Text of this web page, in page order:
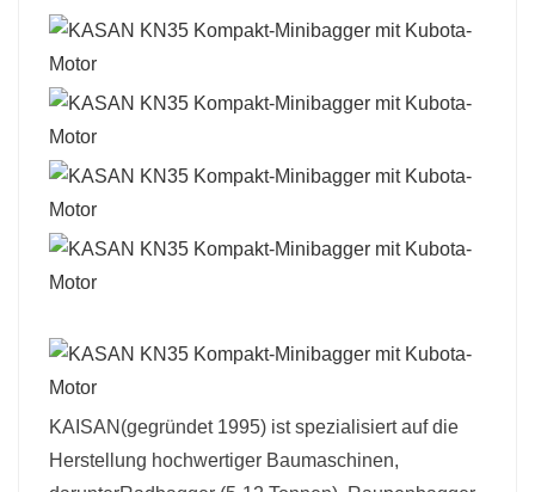
KAISAN (gegründet 1995) ist spezialisiert auf die
Herstellung hochwertiger Baumaschinen,